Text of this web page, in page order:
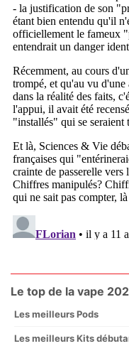
Le top de la vape
Les meilleurs Pods
Les meilleurs Kits